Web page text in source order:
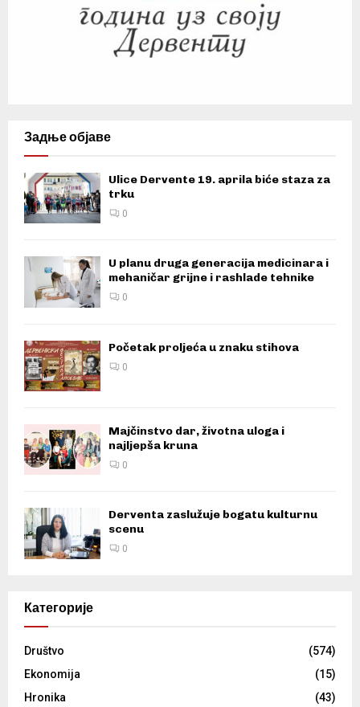
Задње објаве
Ulice Dervente 19. aprila biće staza za
trku
0
U planu druga generacija medicinara i
mehaničar grijne i rashlade tehnike
0
Početak proljeća u znaku stihova
0
Majčinstvo dar, životna uloga i
najljepša kruna
0
Derventa zaslužuje bogatu kulturnu
scenu
0
Категорије
Društvo
(574)
Ekonomija
(15)
Hronika
(43)